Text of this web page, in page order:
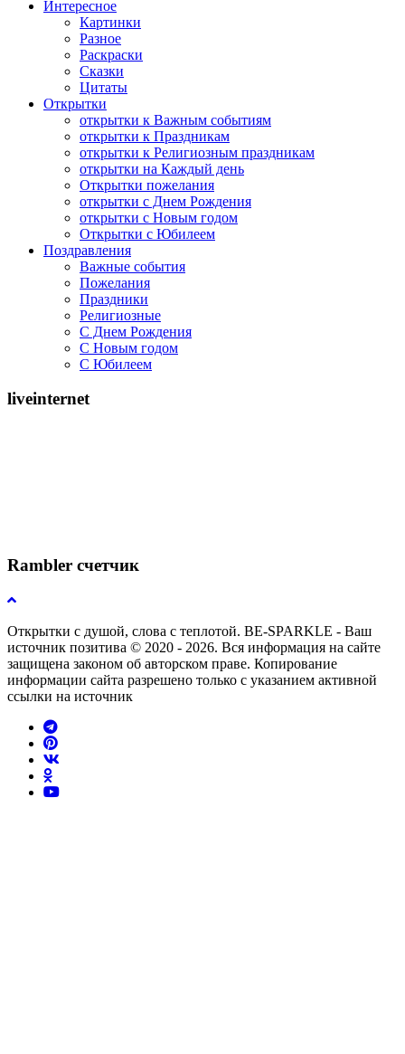
Интересное
Картинки
Разное
Раскраски
Сказки
Цитаты
Открытки
открытки к Важным событиям
открытки к Праздникам
открытки к Религиозным праздникам
открытки на Каждый день
Открытки пожелания
открытки с Днем Рождения
открытки с Новым годом
Открытки с Юбилеем
Поздравления
Важные события
Пожелания
Праздники
Религиозные
С Днем Рождения
С Новым годом
С Юбилеем
liveinternet
Rambler счетчик
Открытки с душой, слова с теплотой. BE-SPARKLE - Ваш
источник позитива © 2020 - 2026. Вся информация на сайте
защищена законом об авторском праве. Копирование
информации сайта разрешено только с указанием активной
ссылки на источник